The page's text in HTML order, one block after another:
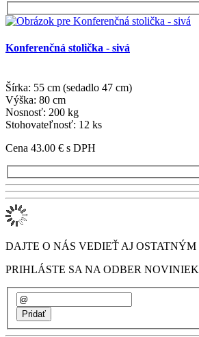
Konferenčná stolička - sivá
Šírka: 55 cm (sedadlo 47 cm)
Výška: 80 cm
Nosnosť: 200 kg
Stohovateľnosť: 12 ks
Cena 43.00 € s DPH
DAJTE O NÁS VEDIEŤ AJ OSTATNÝM
PRIHLÁSTE SA NA ODBER NOVINIEK